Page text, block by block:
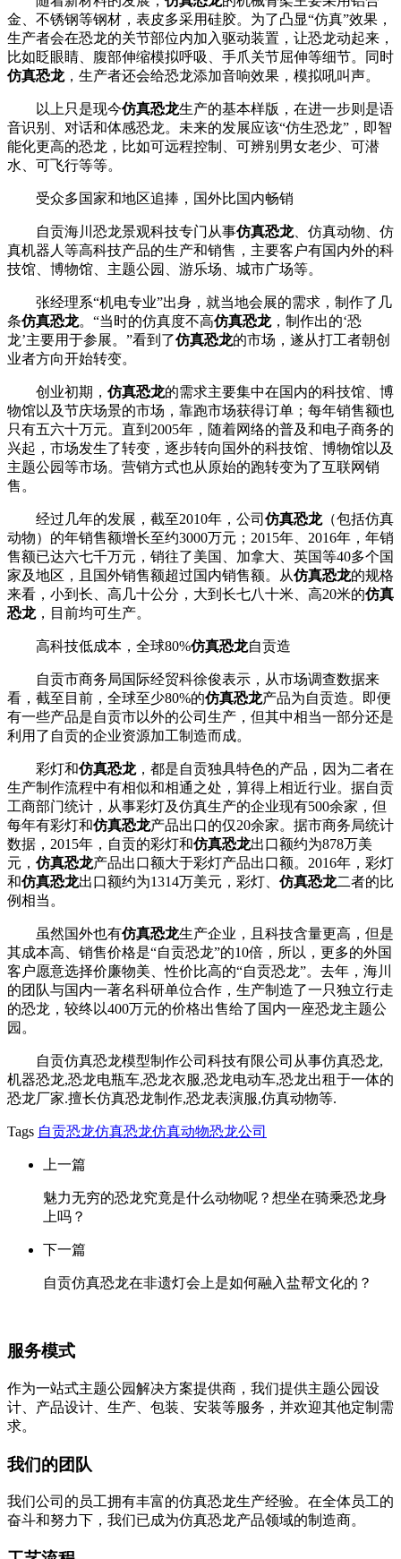
金、不锈钢等钢材，表皮多采用硅胶。为了凸显“仿真”效果，
生产者会在恐龙的关节部位内加入驱动装置，让恐龙动起来，
比如眨眼睛、腹部伸缩模拟呼吸、手爪关节屈伸等细节。同时
仿真恐龙，生产者还会给恐龙添加音响效果，模拟吼叫声。
以上只是现今仿真恐龙生产的基本样版，在进一步则是语
音识别、对话和体感恐龙。未来的发展应该“仿生恐龙”，即智
能化更高的恐龙，比如可远程控制、可辨别男女老少、可潜
水、可飞行等等。
受众多国家和地区追捧，国外比国内畅销
自贡海川恐龙景观科技专门从事仿真恐龙、仿真动物、仿
真机器人等高科技产品的生产和销售，主要客户有国内外的科
技馆、博物馆、主题公园、游乐场、城市广场等。
张经理系“机电专业”出身，就当地会展的需求，制作了几
条仿真恐龙。“当时的仿真度不高仿真恐龙，制作出的‘恐
龙’主要用于参展。”看到了仿真恐龙的市场，遂从打工者朝创
业者方向开始转变。
创业初期， 仿真恐龙的需求主要集中在国内的科技馆、博
物馆以及节庆场景的市场，靠跑市场获得订单；每年销售额也
只有五六十万元。直到2005年，随着网络的普及和电子商务的
兴起，市场发生了转变，逐步转向国外的科技馆、博物馆以及
主题公园等市场。营销方式也从原始的跑转变为了互联网销
售。
经过几年的发展，截至2010年，公司 仿真恐龙（包括仿真
动物）的年销售额增长至约3000万元；2015年、2016年，年销
售额已达六七千万元，销往了美国、加拿大、英国等40多个国
家及地区，且国外销售额超过国内销售额。从仿真恐龙的规格
来看，小到长、高几十公分，大到长七八十米、高20米的仿真
恐龙，目前均可生产。
高科技低成本，全球80%仿真恐龙自贡造
自贡市商务局国际经贸科徐俊表示，从市场调查数据来
看，截至目前，全球至少80%的仿真恐龙产品为自贡造。即便
有一些产品是自贡市以外的公司生产，但其中相当一部分还是
利用了自贡的企业资源加工制造而成。
彩灯和仿真恐龙，都是自贡独具特色的产品，因为二者在
生产制作流程中有相似和相通之处，算得上相近行业。据自贡
工商部门统计，从事彩灯及仿真生产的企业现有500余家，但
每年有彩灯和仿真恐龙产品出口的仅20余家。据市商务局统计
数据，2015年，自贡的彩灯和仿真恐龙出口额约为878万美
元， 仿真恐龙产品出口额大于彩灯产品出口额。2016年，彩灯
和仿真恐龙出口额约为1314万美元，彩灯、 仿真恐龙二者的比
例相当。
虽然国外也有仿真恐龙生产企业，且科技含量更高，但是
其成本高、销售价格是“自贡恐龙”的10倍，所以，更多的外国
客户愿意选择价廉物美、性价比高的“自贡恐龙”。去年，海川
的团队与国内一著名科研单位合作，生产制造了一只独立行走
的恐龙，较终以400万元的价格出售给了国内一座恐龙主题公
园。
自贡仿真恐龙模型制作公司科技有限公司从事仿真恐龙,
机器恐龙,恐龙电瓶车,恐龙衣服,恐龙电动车,恐龙出租于一体的
恐龙厂家.擅长仿真恐龙制作,恐龙表演服,仿真动物等.
Tags 自贡恐龙仿真恐龙仿真动物恐龙公司
上一篇
魅力无穷的恐龙究竟是什么动物呢？想坐在骑乘恐龙身
上吗？
下一篇
自贡仿真恐龙在非遗灯会上是如何融入盐帮文化的？
服务模式
作为一站式主题公园解决方案提供商，我们提供主题公园设
计、产品设计、生产、包装、安装等服务，并欢迎其他定制需
求。
我们的团队
我们公司的员工拥有丰富的仿真恐龙生产经验。在全体员工的
奋斗和努力下，我们已成为仿真恐龙产品领域的制造商。